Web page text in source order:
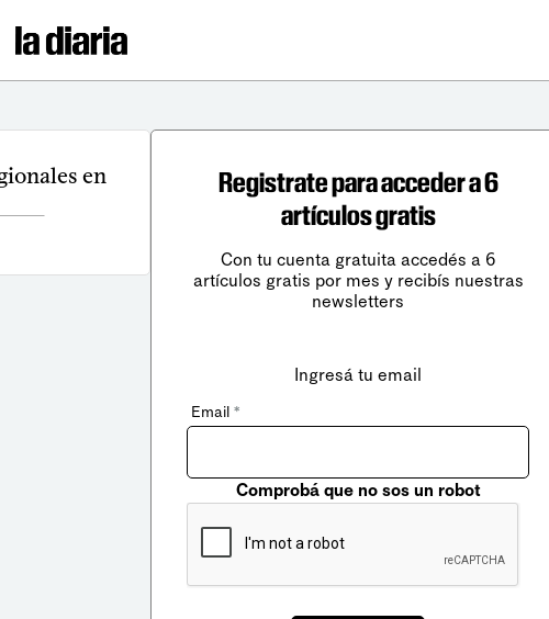
en
Registrate para acceder a 6
artículos gratis
Con tu cuenta gratuita accedés a 6
artículos gratis por mes y recibís nuestras
newsletters
Ingresá tu email
Email *
Comprobá que no sos un robot